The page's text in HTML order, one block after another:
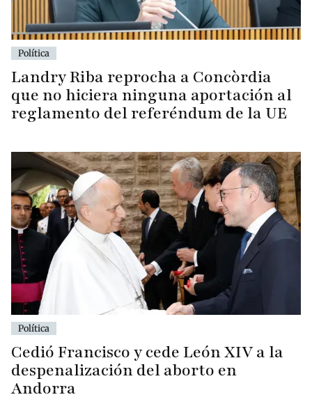
Política
Landry Riba reprocha a Concòrdia
que no hiciera ninguna aportación al
reglamento del referéndum de la UE
Política
Cedió Francisco y cede León XIV a la
despenalización del aborto en
Andorra